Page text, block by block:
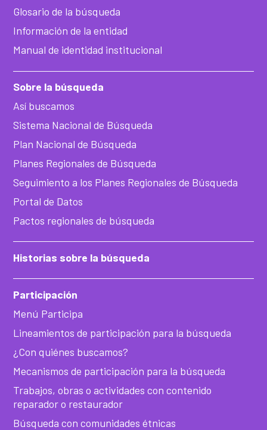
Glosario de la búsqueda
Información de la entidad
Manual de identidad institucional
Sobre la búsqueda
Así buscamos
Sistema Nacional de Búsqueda
Plan Nacional de Búsqueda
Planes Regionales de Búsqueda
Seguimiento a los Planes Regionales de Búsqueda
Portal de Datos
Pactos regionales de búsqueda
Historias sobre la búsqueda
Participación
Menú Participa
Lineamientos de participación para la búsqueda
¿Con quiénes buscamos?
Mecanismos de participación para la búsqueda
Trabajos, obras o actividades con contenido
reparador o restaurador
Búsqueda con comunidades étnicas